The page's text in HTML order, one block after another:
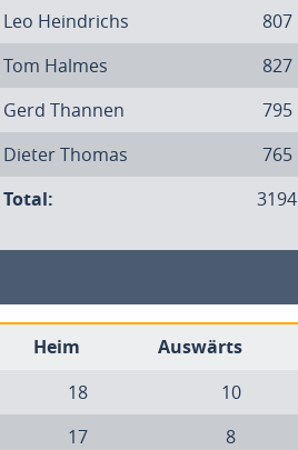
Leo Heindrichs 807
Tom Halmes
827
Gerd Thannen
795
Dieter Thomas
765
Total:
3194
Heim Auswärts
18 10
17 8